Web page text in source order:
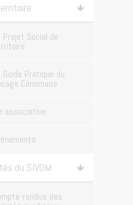
Projet Social de
Guide Pratique du
Cénomans
associative
du SIVOM
rendus des